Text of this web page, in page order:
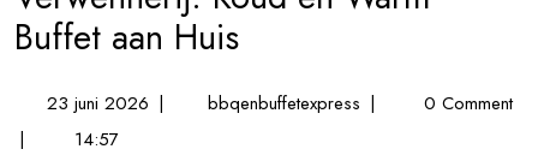
Buffet aan Huis
23 juni 202623| bbqenbuffetexpressGenieten
|
0 Comment
|
14:57